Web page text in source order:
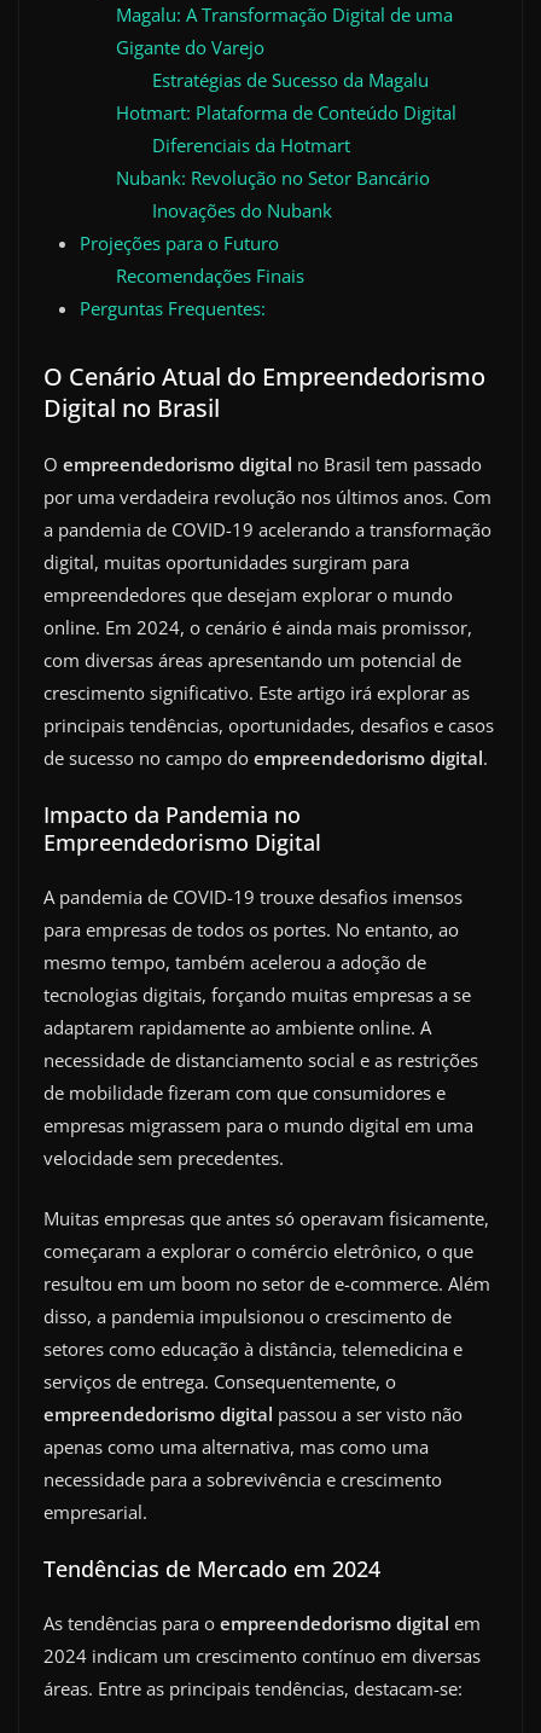
Magalu: A Transformação Digital de uma
Gigante do Varejo
Estratégias de Sucesso da Magalu
Hotmart: Plataforma de Conteúdo Digital
Diferenciais da Hotmart
Nubank: Revolução no Setor Bancário
Inovações do Nubank
Projeções para o Futuro
Recomendações Finais
Perguntas Frequentes:
O Cenário Atual do Empreendedorismo
Digital no Brasil
O empreendedorismo digital no Brasil tem passado
por uma verdadeira revolução nos últimos anos. Com
a pandemia de COVID-19 acelerando a transformação
digital, muitas oportunidades surgiram para
empreendedores que desejam explorar o mundo
online. Em 2024, o cenário é ainda mais promissor,
com diversas áreas apresentando um potencial de
crescimento significativo. Este artigo irá explorar as
principais tendências, oportunidades, desafios e casos
de sucesso no campo do empreendedorismo digital.
Impacto da Pandemia no
Empreendedorismo Digital
A pandemia de COVID-19 trouxe desafios imensos
para empresas de todos os portes. No entanto, ao
mesmo tempo, também acelerou a adoção de
tecnologias digitais, forçando muitas empresas a se
adaptarem rapidamente ao ambiente online. A
necessidade de distanciamento social e as restrições
de mobilidade fizeram com que consumidores e
empresas migrassem para o mundo digital em uma
velocidade sem precedentes.
Muitas empresas que antes só operavam fisicamente,
começaram a explorar o comércio eletrônico, o que
resultou em um boom no setor de e-commerce. Além
disso, a pandemia impulsionou o crescimento de
setores como educação à distância, telemedicina e
serviços de entrega. Consequentemente, o
empreendedorismo digital passou a ser visto não
apenas como uma alternativa, mas como uma
necessidade para a sobrevivência e crescimento
empresarial.
Tendências de Mercado em 2024
As tendências para o empreendedorismo digital em
2024 indicam um crescimento contínuo em diversas
áreas. Entre as principais tendências, destacam-se: